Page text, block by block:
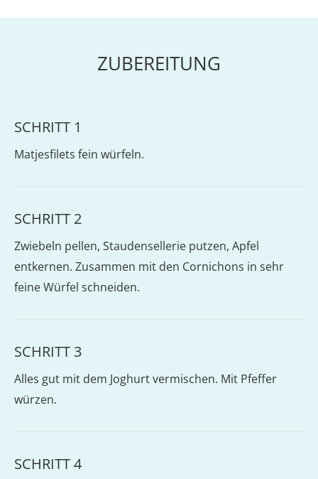
ZUBEREITUNG
SCHRITT 1
Matjesfilets fein würfeln.
SCHRITT 2
Zwiebeln pellen, Staudensellerie putzen, Apfel
entkernen. Zusammen mit den Cornichons in sehr
feine Würfel schneiden.
SCHRITT 3
Alles gut mit dem Joghurt vermischen. Mit Pfeffer
würzen.
SCHRITT 4